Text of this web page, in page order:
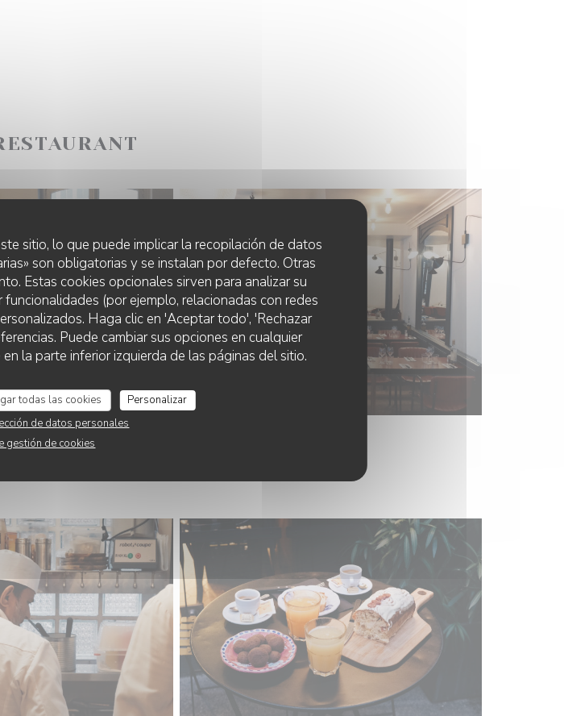
sitio, lo que puede implicar la recopilación de datos
son obligatorias y se instalan por defecto. Otras
Estas cookies opcionales sirven para analizar su
(por ejemplo, relacionadas con redes
Haga clic en 'Aceptar todo', 'Rechazar
Puede cambiar sus opciones en cualquier
la parte inferior izquierda de las páginas del sitio.
todas las cookies
Personalizar
de datos personales
gestión de cookies
MARIA